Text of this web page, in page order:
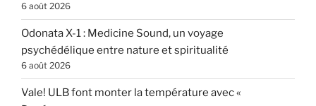
6 août 2026
Odonata X-1 : Medicine Sound, un voyage
psychédélique entre nature et spiritualité
6 août 2026
Vale! ULB font monter la température avec «